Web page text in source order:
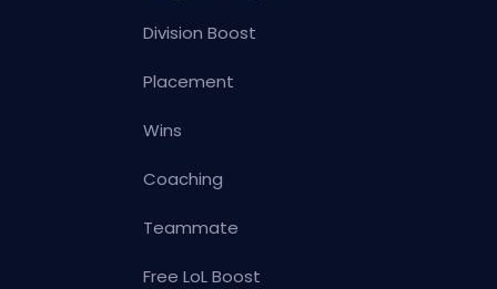
Division Boost
Placement
Wins
Coaching
Teammate
Free LoL Boost